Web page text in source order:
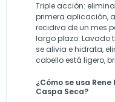
Triple acción:
primera aplicación,
recidiva de un mes
largo plazo. Lavado
se alivia e hidrata,
cabello está ligero,
¿Cómo se usa
Caspa Seca?